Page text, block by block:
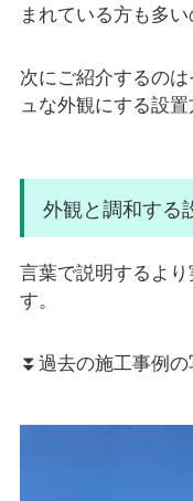
まれている方も多
次にご紹介するの
ュな外観にする設置
外観と調和する
言葉で説明するよ
す。
⏬過去の施工事例